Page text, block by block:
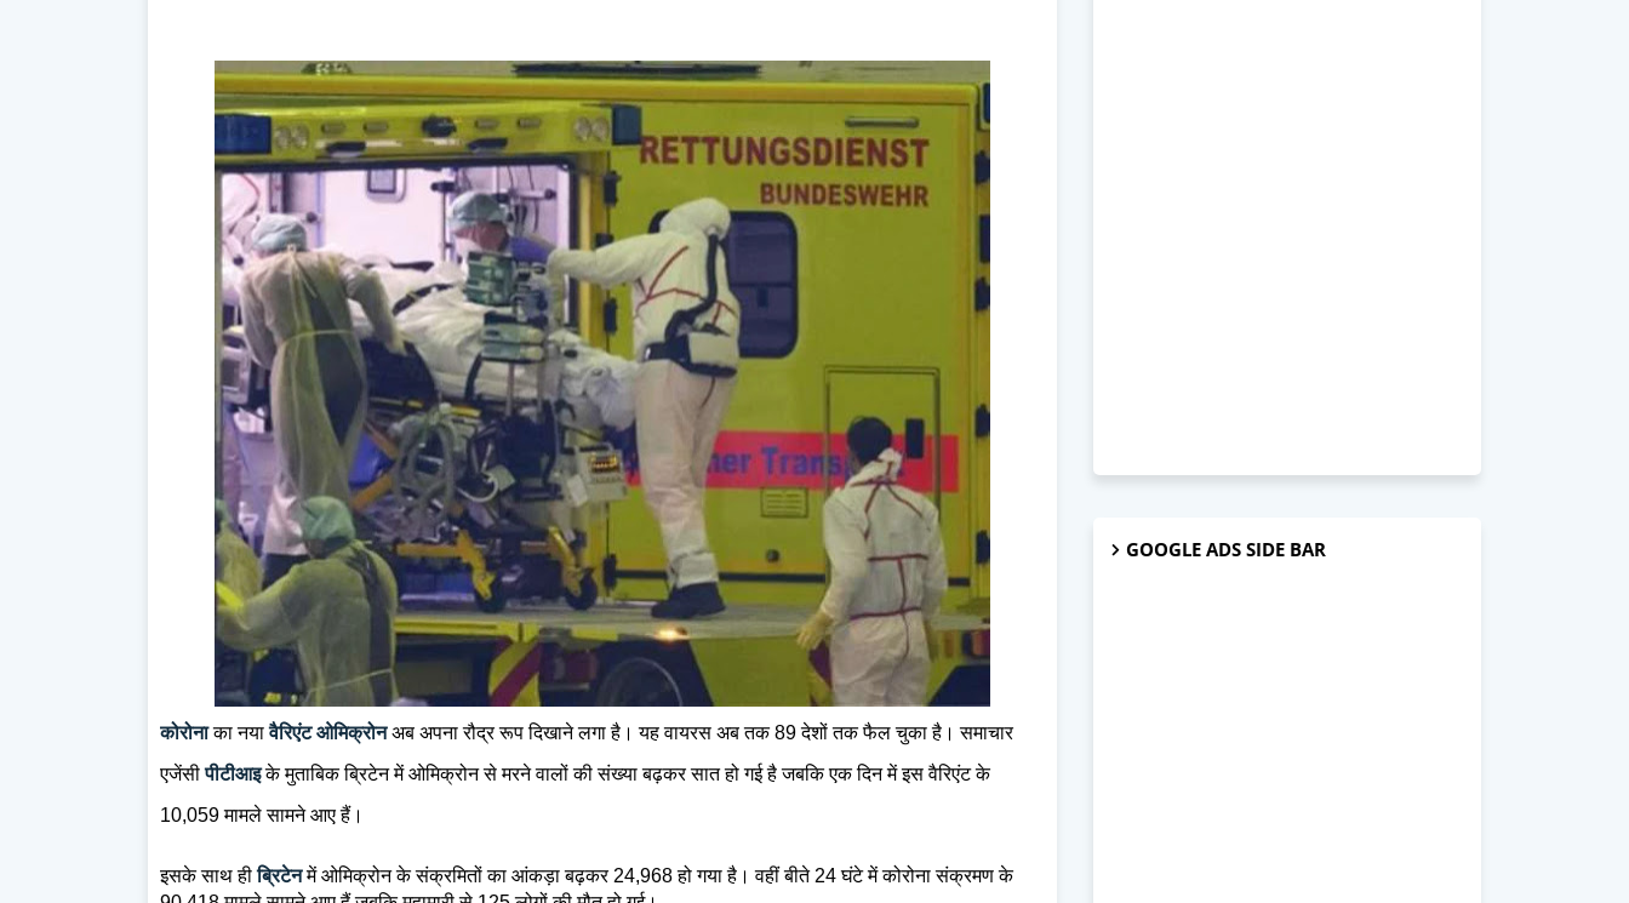
कोरोनाका नयावैरिएंट ओमिक्रोनअब अपना रौद्र रूप दिखाने लगा है। यह वायरस अब तक 89 देशों तक फैल चुका है। समाचार
एजेंसीपीटीआइके मुताबिक ब्रिटेन में ओमिक्रोन से मरने वालों की संख्‍या बढ़कर सात हो गई है जबकि एक दिन में इस वैरिएंट के
10,059 मामले सामने आए हैं।
इसके साथ हीब्रिटेनमें ओमिक्रोन के संक्रमितों का आंकड़ा बढ़कर 24,968 हो गया है। वहीं बीते 24 घंटे में कोरोना संक्रमण के
GOOGLE ADS SIDE BAR